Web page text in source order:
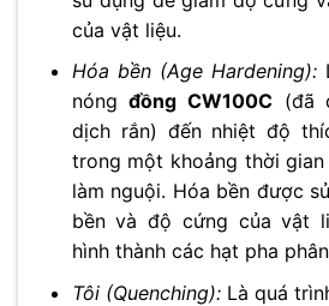
của vật liệu.
Hóa bền (Age Hardening):
nóngđồng CW100C (đã
dịch rắn) đến nhiệt độ
trong một khoảng thời
làm nguội. Hóa bền được
bền và độ cứng của vật
hình thành các hạt pha
Tôi (Quenching):Là quá